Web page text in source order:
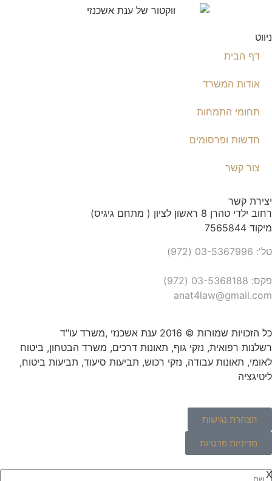
ניווט
דף הבית
אודות המשרד
תחומי התמחות
חדשות ופרסומים
צור קשר
יצירת קשר
רחוב ילדי טהרן 8 ראשון לציון ( מתחם גיגיס)
מיקוד 7565844
טל': 03-5367996 (972)
פקס: 03-5368188 (972)
anat4law@gmail.com
כל הזכויות שמורות © 2016 ענת אשכנזי ,משרד עו"ד
רשלנות רפואית, נזקי גוף, תאונות דרכים, משרד הבטחון, ביטוח
לאומי, תאונות עבודה, נזקי רכוש, תביעות סיעוד, תביעות ביטוח,
ליטיגציה
הצהרת נגישות
מדיניות פרטיות
X